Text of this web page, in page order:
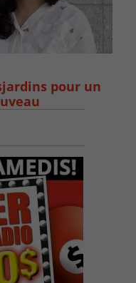
pour un